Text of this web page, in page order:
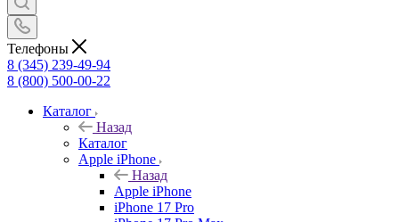
Телефоны
8 (345) 239-49-94
8 (800) 500-00-22
Каталог
Назад
Каталог
Apple iPhone
Назад
Apple iPhone
iPhone 17 Pro